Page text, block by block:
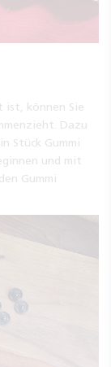
ist, können Sie
Dazu
Stück Gummi
und mit
Gummi